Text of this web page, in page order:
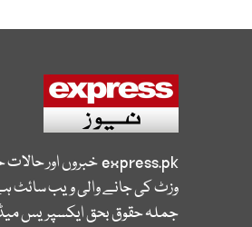
express.pkخبروں اور
وزٹ کی جانے والی ویب سائٹ
جملہ حقوق بحق ایکسپریس